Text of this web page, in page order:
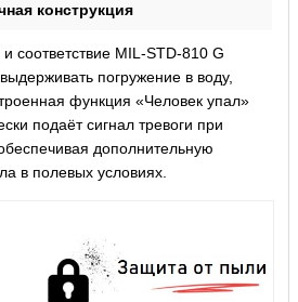
конструкция
соответствие MIL-STD-810 G
погружение в воду,
функция «Человек упал»
подаёт сигнал тревоги при
дополнительную
в полевых условиях.